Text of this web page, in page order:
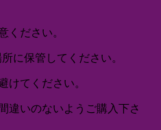
ください。
に保管してください。
けてください。
違いのないようご購入下さ